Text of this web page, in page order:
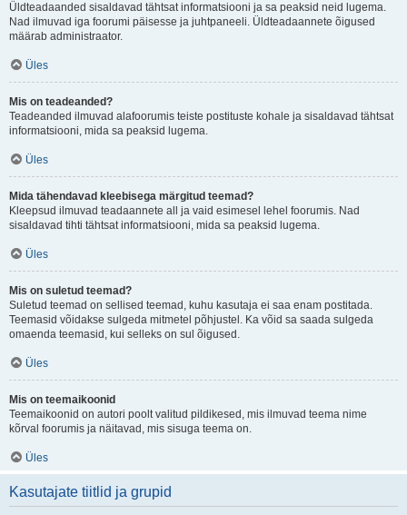
Üldteadaanded sisaldavad tähtsat informatsiooni ja sa peaksid neid lugema.
Nad ilmuvad iga foorumi päisesse ja juhtpaneeli. Üldteadaannete õigused
määrab administraator.
Üles
Mis on teadeanded?
Teadeanded ilmuvad alafoorumis teiste postituste kohale ja sisaldavad tähtsat
informatsiooni, mida sa peaksid lugema.
Üles
Mida tähendavad kleebisega märgitud teemad?
Kleepsud ilmuvad teadaannete all ja vaid esimesel lehel foorumis. Nad
sisaldavad tihti tähtsat informatsiooni, mida sa peaksid lugema.
Üles
Mis on suletud teemad?
Suletud teemad on sellised teemad, kuhu kasutaja ei saa enam postitada.
Teemasid võidakse sulgeda mitmetel põhjustel. Ka võid sa saada sulgeda
omaenda teemasid, kui selleks on sul õigused.
Üles
Mis on teemaikoonid
Teemaikoonid on autori poolt valitud pildikesed, mis ilmuvad teema nime
kõrval foorumis ja näitavad, mis sisuga teema on.
Üles
Kasutajate tiitlid ja grupid